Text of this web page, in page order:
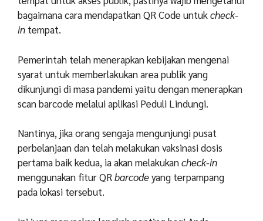
bagaimana cara mendapatkan QR Code untukcheck-
in tempat.
Pemerintah telah menerapkan kebijakan mengenai
syarat untuk memberlakukan area publik yang
dikunjungi di masa pandemi yaitu dengan menerapkan
scan barcode melalui aplikasi Peduli Lindungi.
Nantinya, jika orang sengaja mengunjungi pusat
perbelanjaan dan telah melakukan vaksinasi dosis
pertama baik kedua, ia akan melakukancheck-in
menggunakan fitur QR barcodeyang terpampang
pada lokasi tersebut.